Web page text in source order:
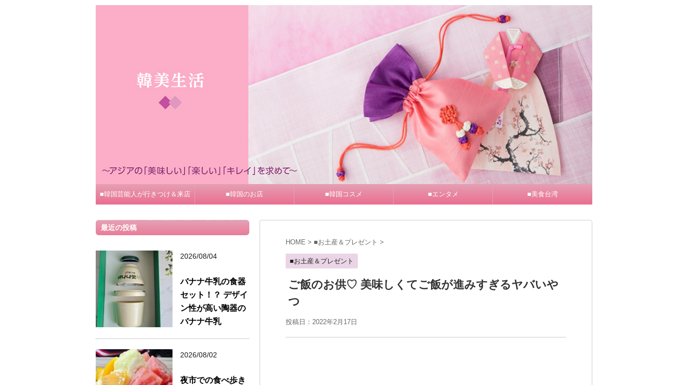
■韓国芸能人が行きつけ＆来店 ■韓国のお店 ■韓国コスメ ■エンタメ ■美食台湾
HOME > ■お土産＆プレゼント >
■お土産＆プレゼント
ご飯のお供♡ 美味しくてご飯が進みすぎるヤバいや
つ
投稿日：2022年2月17日
最近の投稿
2026/08/04
バナナ牛乳の食器
セット！？ デザイ
ン性が高い陶器の
バナナ牛乳
2026/08/02
夜市での食べ歩き